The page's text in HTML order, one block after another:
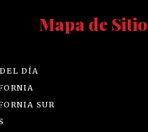
Mapa de Sitio
DÍA
SUR